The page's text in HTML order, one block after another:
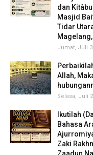
dan
Masjid
Tidar
Magelang,
Jumat, Juli
Allah,
Selasa, Juli
Ikutilah
Bahasa
Zaki
Zaadun